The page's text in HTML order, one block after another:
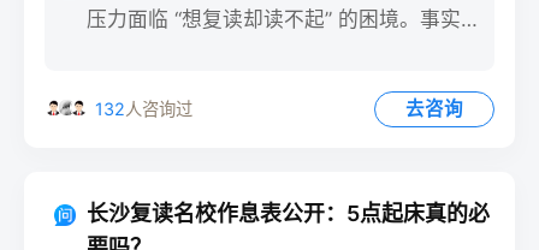
压力面临 “想复读却读不起” 的困境。事实
132人咨询过 去咨询
长沙复读名校作息表公开：5点起床真的必